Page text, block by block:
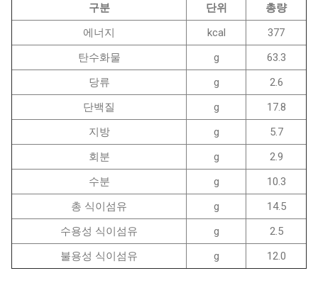
구분 단위
총량
에너지
kcal
377
탄수화물
g
63.3
당류
g
2.6
단백질
g
17.8
지방
g
5.7
회분
g
2.9
수분
g
10.3
총 식이섬유
g
14.5
수용성 식이섬유
g
2.5
불용성 식이섬유
g 12.0